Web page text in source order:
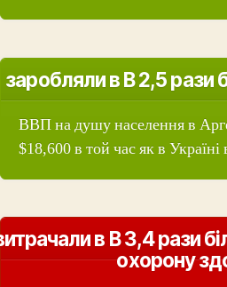
заробляли в В 2,5 рази
ВВП на душу населення в
$18,600 в той час як в
в В 3,4 рази
охорону